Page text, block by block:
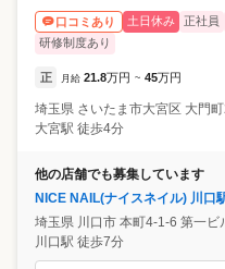
口コミあり 土日休み 正社員
研修制度あり
正 月給 21.8万円 ~ 45万円
埼玉県 さいたま市大宮区 大門
大宮駅 徒歩4分
他の店舗でも募集しています
NICE NAIL(ナイスネイル) 川口
埼玉県 川口市 本町4-1-6 第一ビ
川口駅 徒歩7分